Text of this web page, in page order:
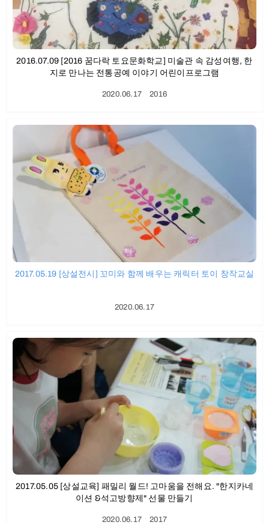
2016.07.09 [2016 꿈다락 토요문화학교] 미술관 속 감성여행, 한
지로 만나는 전통공예 이야기 어린이프로그램
2020.06.17ㆍ2016
2017.05.19 [상설전시] 꼬미와 함께 배우는 캐릭터 토이 창작교실
2020.06.17
2017.05.05 [상설교육] 패밀리 월드! 고마움을 전해요. "한지카네
이션 &석고방향제" 선물 만들기
2020.06.17ㆍ2017